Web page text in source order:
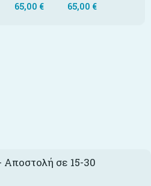
65,00 € 65,00 €
σε 15-30